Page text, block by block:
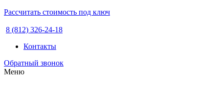
Рассчитать стоимость под ключ
8 (812) 326-24-18
Контакты
Обратный звонок
Меню